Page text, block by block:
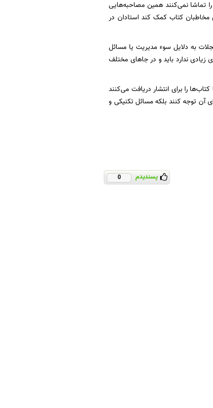
تماشا نمی‌کنند همین مصاحبه‌هایی
مخاطبان کتاب کمک کند استادان در
به دلایل سوء مدیریت یا مسائل
ندارد باید و در جا‌های مختلف
را برای انتشار دریافت می‌کنند
آن توجه کنند بلکه مسائل تکنیکی و
پسندیدم 0